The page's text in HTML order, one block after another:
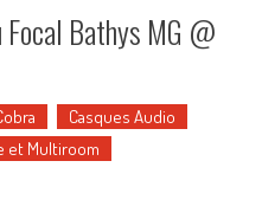
Bathys MG @
Casques Audio
et Multiroom